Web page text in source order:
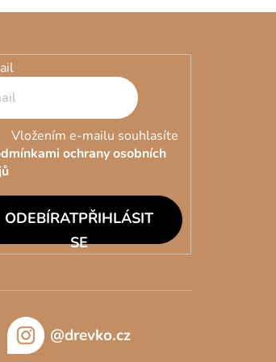
Vložením e-mailu souhlasíte
ochrany osobních
PŘIHLÁSIT
SE
@drevko.cz